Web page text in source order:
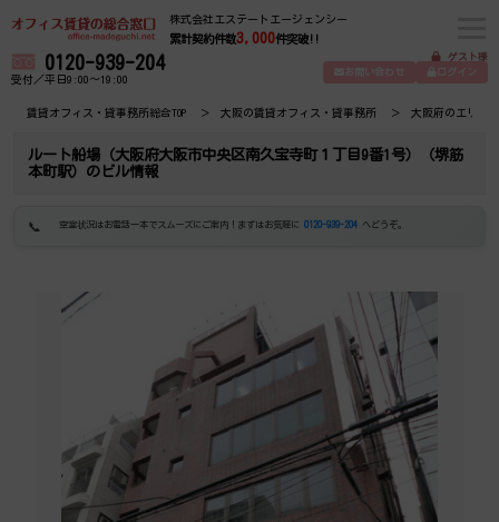
株式会社エステートエージェンシー
累計契約件数3,000件突破!!
0120-939-204
受付／平日9:00～19:00
ゲスト様
お問い合わせ
ログイン
賃貸オフィス・貸事務所総合TOP 大阪の賃貸オフィス・貸事務所 大阪府のエリア
ルート船場（大阪府大阪市中央区南久宝寺町１丁目9番1号）（堺筋
本町駅）のビル情報
空室状況はお電話一本でスムーズにご案内！まずはお気軽に 0120-939-204 へどうぞ。